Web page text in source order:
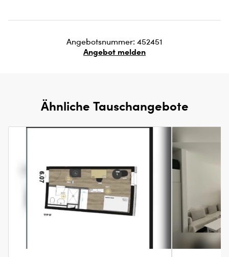
Angebotsnummer: 452451
Angebot melden
Ähnliche Tauschangebote